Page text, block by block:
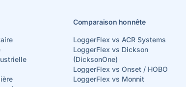
Comparaison honnête
LoggerFlex vs ACR Systems
LoggerFlex vs Dickson
(DicksonOne)
LoggerFlex vs Onset / HOBO
LoggerFlex vs Monnit